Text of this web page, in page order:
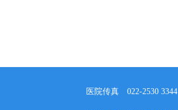
医院传真 022-2530 3344